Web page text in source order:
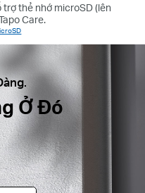
trợ thẻ nhớ microSD (lên
Care.
Ở Đó